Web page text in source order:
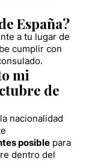
España?
a tu lugar de
cumplir con
mi
de
nacionalidad
posible para
dentro del